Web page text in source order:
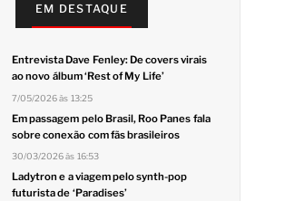
EM DESTAQUE
Entrevista Dave Fenley: De covers virais
ao novo álbum ‘Rest of My Life’
7/05/2026 às 13:25
Em passagem pelo Brasil, Roo Panes fala
sobre conexão com fãs brasileiros
30/03/2026 às 16:53
Ladytron e a viagem pelo synth-pop
futurista de ‘Paradises’